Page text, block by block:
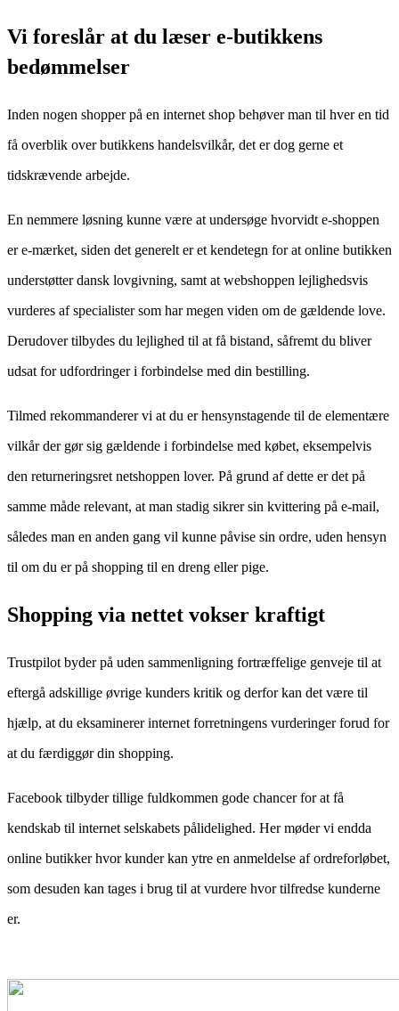
Vi foreslår at du læser e-butikkens
bedømmelser
Inden nogen shopper på en internet shop behøver man til hver en tid
få overblik over butikkens handelsvilkår, det er dog gerne et
tidskrævende arbejde.
En nemmere løsning kunne være at undersøge hvorvidt e-shoppen
er e-mærket, siden det generelt er et kendetegn for at online butikken
understøtter dansk lovgivning, samt at webshoppen lejlighedsvis
vurderes af specialister som har megen viden om de gældende love.
Derudover tilbydes du lejlighed til at få bistand, såfremt du bliver
udsat for udfordringer i forbindelse med din bestilling.
Tilmed rekommanderer vi at du er hensynstagende til de elementære
vilkår der gør sig gældende i forbindelse med købet, eksempelvis
den returneringsret netshoppen lover. På grund af dette er det på
samme måde relevant, at man stadig sikrer sin kvittering på e-mail,
således man en anden gang vil kunne påvise sin ordre, uden hensyn
til om du er på shopping til en dreng eller pige.
Shopping via nettet vokser kraftigt
Trustpilot byder på uden sammenligning fortræffelige genveje til at
eftergå adskillige øvrige kunders kritik og derfor kan det være til
hjælp, at du eksaminerer internet forretningens vurderinger forud for
at du færdiggør din shopping.
Facebook tilbyder tillige fuldkommen gode chancer for at få
kendskab til internet selskabets pålidelighed. Her møder vi endda
online butikker hvor kunder kan ytre en anmeldelse af ordreforløbet,
som desuden kan tages i brug til at vurdere hvor tilfredse kunderne
er.